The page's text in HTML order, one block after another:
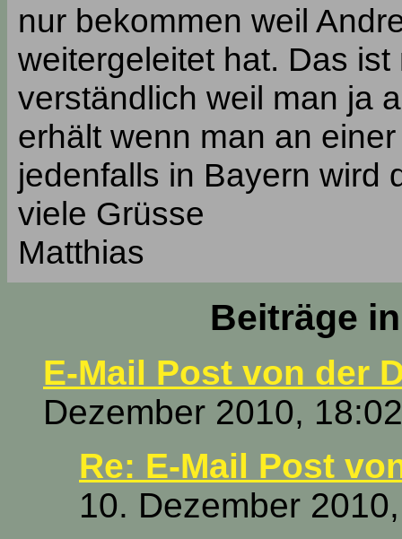
nur bekommen weil
weitergeleitet hat. Das
verständlich weil man ja
erhält wenn man an
jedenfalls in Bayern wird
viele Grüsse
Matthias
Beiträge
E-Mail Post von der
Dezember 2010,
Re: E-Mail Post
10. Dezember